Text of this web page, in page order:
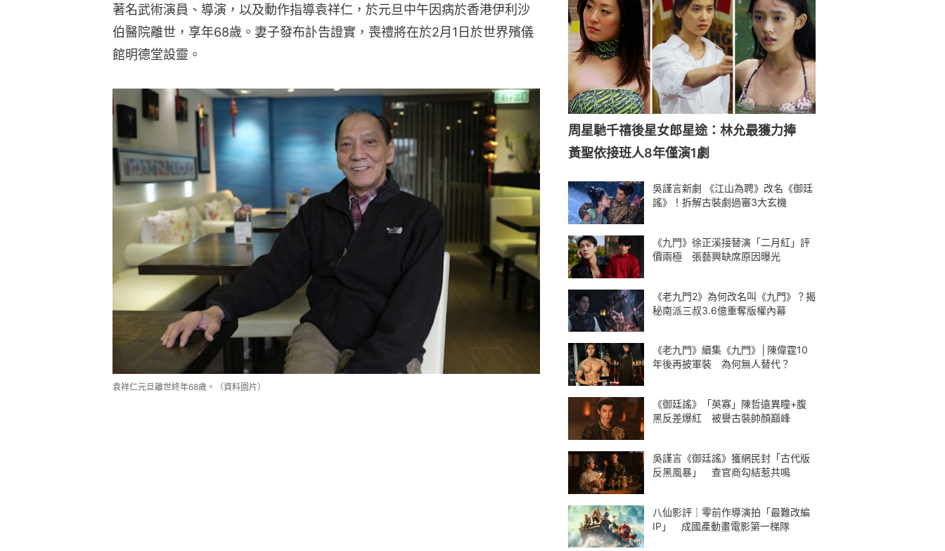
著名武術演員、導演，以及動作指導袁祥仁，於元旦中午因病於香港伊利沙
伯醫院離世，享年68歲。妻子發布訃告證實，喪禮將在於2月1日於世界殯儀
館明德堂設靈。
袁祥仁元旦離世終年68歲。（資料圖片）
周星馳千禧後星女郎星途：林允最獲力捧
黃聖依接班人8年僅演1劇
吳謹言新劇 《江山為聘》改名《御廷
謠》！拆解古裝劇過審3大玄機
《九門》徐正溪接替演「二月紅」評
價兩極 張藝興缺席原因曝光
《老九門2》為何改名叫《九門》？揭
秘南派三叔3.6億重奪版權內幕
《老九門》續集《九門》│陳偉霆10
年後再披軍裝 為何無人替代？
《御廷謠》「英寡」陳哲遠異瞳+腹
黑反差爆紅 被譽古裝帥顏巔峰
吳謹言《御廷謠》獲網民封「古代版
反黑風暴」 查官商勾結惹共鳴
八仙影評｜零前作導演拍「最難改編
IP」 成國產動畫電影第一梯隊